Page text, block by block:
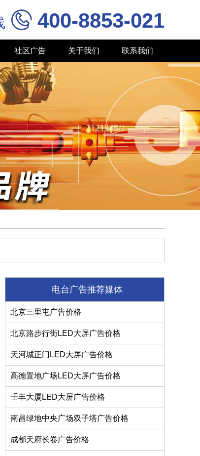
 400-8853-021
社区广告 关于我们 联系我们
电台广告推荐媒体
北京三里屯广告价格
北京路步行街LED大屏广告价格
天河城正门LED大屏广告价格
高德置地广场LED大屏广告价格
壬丰大厦LED大屏广告价格
南昌绿地中央广场双子塔广告价格
成都天府长卷广告价格